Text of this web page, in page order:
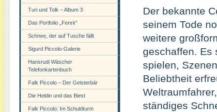
Turi und Tolk – Album 3
Das Portfolio „Fenrir”
Schnee, der auf Tusche fällt
Sigurd Piccolo-Galerie
Hansrudi Wäscher
Telefonkartenbuch
Falk Piccolo – Der Geisterbär
Die Heldin und das Biest
Falk Piccolo: Im Schuldturm
Der bekannte
seinem Tode
weitere
geschaffen. Es
spielen,
Beliebtheit
ständiges